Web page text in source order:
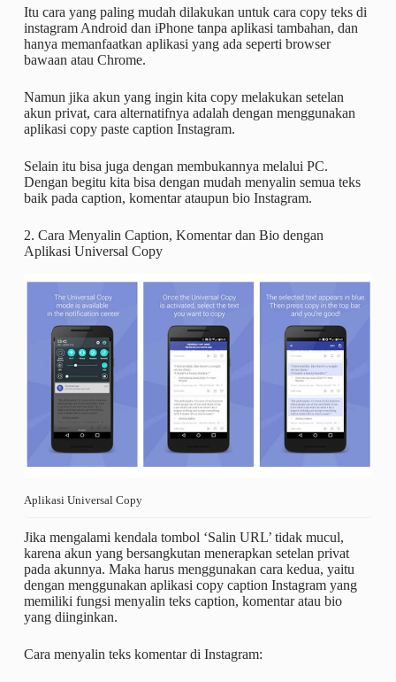
Itu cara yang paling mudah dilakukan untuk cara copy teks di
instagram Android dan iPhone tanpa aplikasi tambahan, dan
hanya memanfaatkan aplikasi yang ada seperti browser
bawaan atau Chrome.
Namun jika akun yang ingin kita copy melakukan setelan
akun privat, cara alternatifnya adalah dengan menggunakan
aplikasi copy paste caption Instagram.
Selain itu bisa juga dengan membukannya melalui PC.
Dengan begitu kita bisa dengan mudah menyalin semua teks
baik pada caption, komentar ataupun bio Instagram.
2. Cara Menyalin Caption, Komentar dan Bio dengan
Aplikasi Universal Copy
Aplikasi Universal Copy
Jika mengalami kendala tombol ‘Salin URL’ tidak mucul,
karena akun yang bersangkutan menerapkan setelan privat
pada akunnya. Maka harus menggunakan cara kedua, yaitu
dengan menggunakan aplikasi copy caption Instagram yang
memiliki fungsi menyalin teks caption, komentar atau bio
yang diinginkan.
Cara menyalin teks komentar di Instagram: